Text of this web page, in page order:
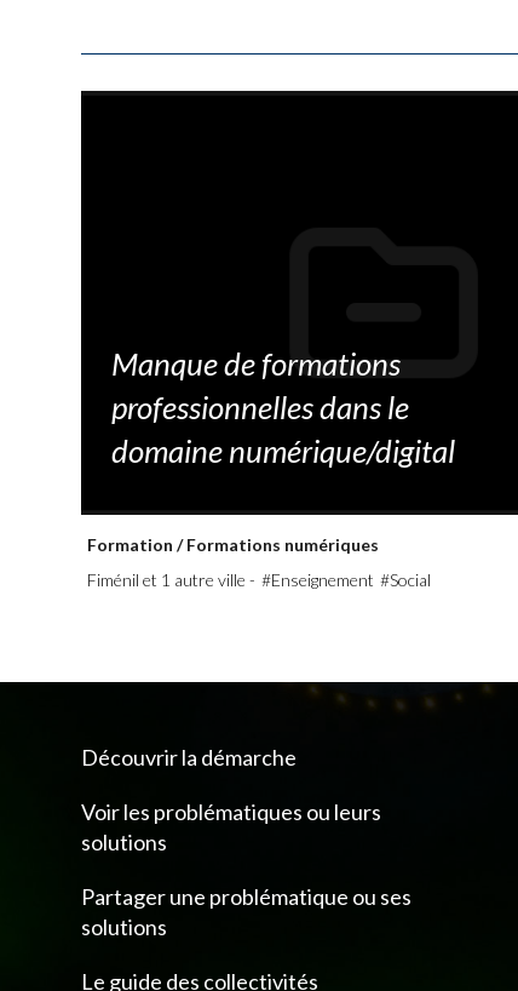
Manque de formations
professionnelles dans le
domaine numérique/digital
Formation/ Formations numériques
Fiménil et 1 autre ville - #Enseignement #Social
Découvrir la démarche
Voir les problématiques ou leurs
solutions
Partager une problématique ou ses
solutions
Le guide des collectivités